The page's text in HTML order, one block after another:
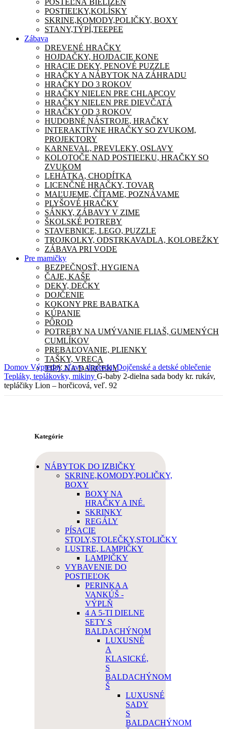
POSTEĽNÁ BIELIZEŇ
POSTIEĽKY,KOLÍSKY
SKRINE,KOMODY,POLIČKY, BOXY
STANY,TÝPÍ,TEEPEE
Zábava
DREVENÉ HRAČKY
HOJDAČKY, HOJDACIE KONE
HRACIE DEKY, PENOVÉ PUZZLE
HRAČKY A NÁBYTOK NA ZÁHRADU
HRAČKY DO 3 ROKOV
HRAČKY NIELEN PRE CHLAPCOV
HRAČKY NIELEN PRE DIEVČATÁ
HRAČKY OD 3 ROKOV
HUDOBNÉ NÁSTROJE, HRAČKY
INTERAKTÍVNE HRAČKY SO ZVUKOM,
PROJEKTORY
KARNEVAL, PREVLEKY, OSLAVY
KOLOTOČE NAD POSTIEĽKU, HRAČKY SO
ZVUKOM
LEHÁTKA, CHODÍTKA
LICENČNÉ HRAČKY, TOVAR
MAĽUJEME, ČÍTAME, POZNÁVAME
PLYŠOVÉ HRAČKY
SÁNKY, ZÁBAVY V ZIME
ŠKOLSKÉ POTREBY
STAVEBNICE, LEGO, PUZZLE
TROJKOLKY, ODSTRKAVADLA, KOLOBEŽKY
ZÁBAVA PRI VODE
Pre mamičky
BEZPEČNOSŤ, HYGIENA
ČAJE, KAŠE
DEKY, DEČKY
DOJČENIE
KOKONY PRE BABATKA
KÚPANIE
PÔROD
POTREBY NA UMÝVANIE FLIAŠ, GUMENÝCH
CUMLÍKOV
PREBAĽOVANIE, PLIENKY
TAŠKY, VRECA
TIPY NA DARČEKY
Domov Výpredaj, zľavy, dopredajDojčenské a detské oblečenie
Tepláky, teplákovky, mikiny G-baby 2-dielna sada body kr. rukáv,
tepláčiky Lion – horčicová, veľ. 92
Kategórie
NÁBYTOK DO IZBIČKY
SKRINE,KOMODY,POLIČKY,
BOXY
BOXY NA
HRAČKY A INÉ.
SKRINKY
REGÁLY
PÍSACIE
STOLY,STOLEČKY,STOLIČKY
LUSTRE, LAMPIČKY
LAMPIČKY
VYBAVENIE DO
POSTIEĽOK
PERINKA A
VANKÚŠ -
VÝPLŇ
4 A 5-TI DIELNE
SETY S
BALDACHÝNOM
LUXUSNÉ
A
KLASICKÉ,
S
BALDACHÝNOM
Š
LUXUSNÉ
SADY
S
BALDACHÝNOM